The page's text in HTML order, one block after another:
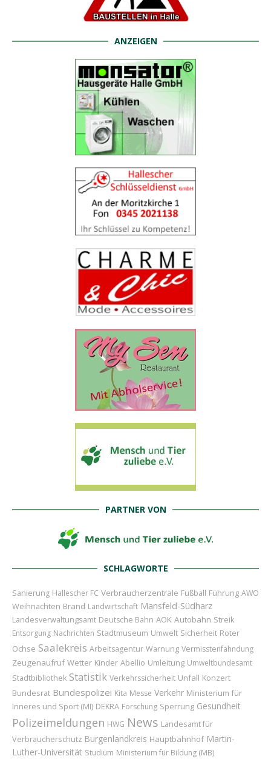
ANZEIGEN
PARTNER VON
SCHLAGWORTE
Sanierung Hallescher FC Verbraucherzentrale Fußball Führung AWO
Weihnachten Brand Landwirtschaft Mansfeld-Südharz
Landesverwaltungsamt Deutsche Bahn AOK Autobahn Streik
Entsorgung Nachrichten Stadtmuseum Umwelt Sicherheit Roter
Ochse Saalekreis Arbeitsagentur Warnung Vermisstenfahndung
Zeugenaufruf Wetter Kinder Abellio Umleitung Umweltbundesamt
Stadtbibliothek Statistik Verkehrssicherheit Unfall Konzert
Bundesrat Bundespolizei Kita Messe Verkehr Ministerium für
Inneres und Sport (MI) DEKRA Forschung Sperrung Gesundheit
Polizeimeldungen HWG News Landesamt für
Verbraucherschutz Burgenlandkreis Hauptbahnhof Martin-
Luther-Universität Studium Ministerium für Bildung (MB)